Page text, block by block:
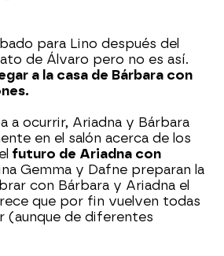
para Lino después del
de Álvaro pero no es así.
a la casa de Bárbara con
a ocurrir, Ariadna y Bárbara
en el salón acerca de los
futuro de Ariadna con
Gemma y Dafne preparan la
con Bárbara y Ariadna el
que por fin vuelven todas
(aunque de diferentes